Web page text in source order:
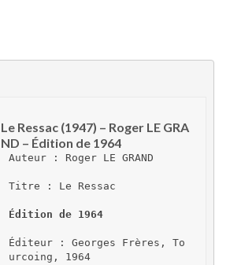
Le Ressac (1947) – Roger LE GRA
ND – Édition de 1964
Auteur : Roger LE GRAND
Titre : Le Ressac
Édition de 1964
Éditeur : Georges Frères, To
urcoing, 1964